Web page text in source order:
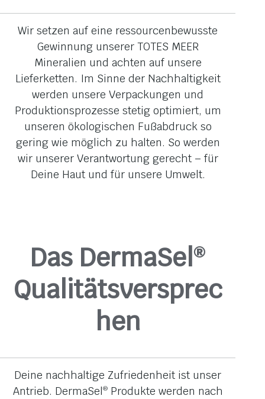
Wir setzen auf eine ressourcenbewusste
Gewinnung unserer TOTES MEER
Mineralien und achten auf unsere
Lieferketten. Im Sinne der Nachhaltigkeit
werden unsere Verpackungen und
Produktionsprozesse stetig optimiert, um
unseren ökologischen Fußabdruck so
gering wie möglich zu halten. So werden
wir unserer Verantwortung gerecht – für
Deine Haut und für unsere Umwelt.
Das DermaSel®
Qualitätsversprec
hen
Deine nachhaltige Zufriedenheit ist unser
Antrieb. DermaSel®Produkte werden nach